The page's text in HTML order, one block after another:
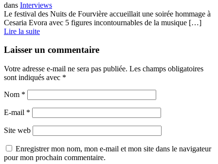
dans Interviews
Le festival des Nuits de Fourvière accueillait une soirée hommage à
Cesaria Evora avec 5 figures incontournables de la musique […]
Lire la suite
Laisser un commentaire
Votre adresse e-mail ne sera pas publiée. Les champs obligatoires
sont indiqués avec *
Nom *
E-mail *
Site web
Enregistrer mon nom, mon e-mail et mon site dans le navigateur
pour mon prochain commentaire.